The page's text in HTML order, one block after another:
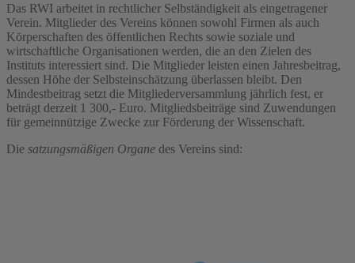
Das RWI arbeitet in rechtlicher Selbständigkeit als eingetragener
Verein. Mitglieder des Vereins können sowohl Firmen als auch
Körperschaften des öffentlichen Rechts sowie soziale und
wirtschaftliche Organisationen werden, die an den Zielen des
Instituts interessiert sind. Die Mitglieder leisten einen Jahresbeitrag,
dessen Höhe der Selbsteinschätzung überlassen bleibt. Den
Mindestbeitrag setzt die Mitgliederversammlung jährlich fest, er
beträgt derzeit 1 300,- Euro. Mitgliedsbeiträge sind Zuwendungen
für gemeinnützige Zwecke zur Förderung der Wissenschaft.
Die satzungsmäßigen Organe des Vereins sind: